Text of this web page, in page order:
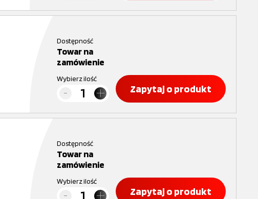
Dostępność
Towar na
zamówienie
Wybierz ilość
Zapytaj o produkt
Dostępność
Towar na
zamówienie
Wybierz ilość
Zapytaj o produkt